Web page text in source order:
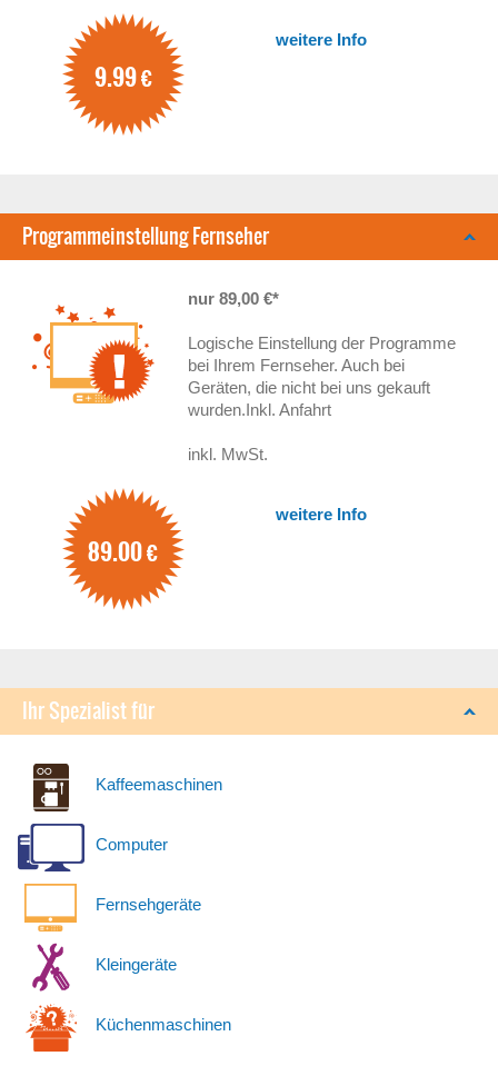
9.99€
weitere Info
Programmeinstellung Fernseher
nur 89,00 €*
Logische Einstellung der Programme
bei Ihrem Fernseher. Auch bei
Geräten, die nicht bei uns gekauft
wurden.Inkl. Anfahrt
inkl. MwSt.
89.00€
weitere Info
Ihr Spezialist für
Kaffeemaschinen
Computer
Fernsehgeräte
Kleingeräte
Küchenmaschinen